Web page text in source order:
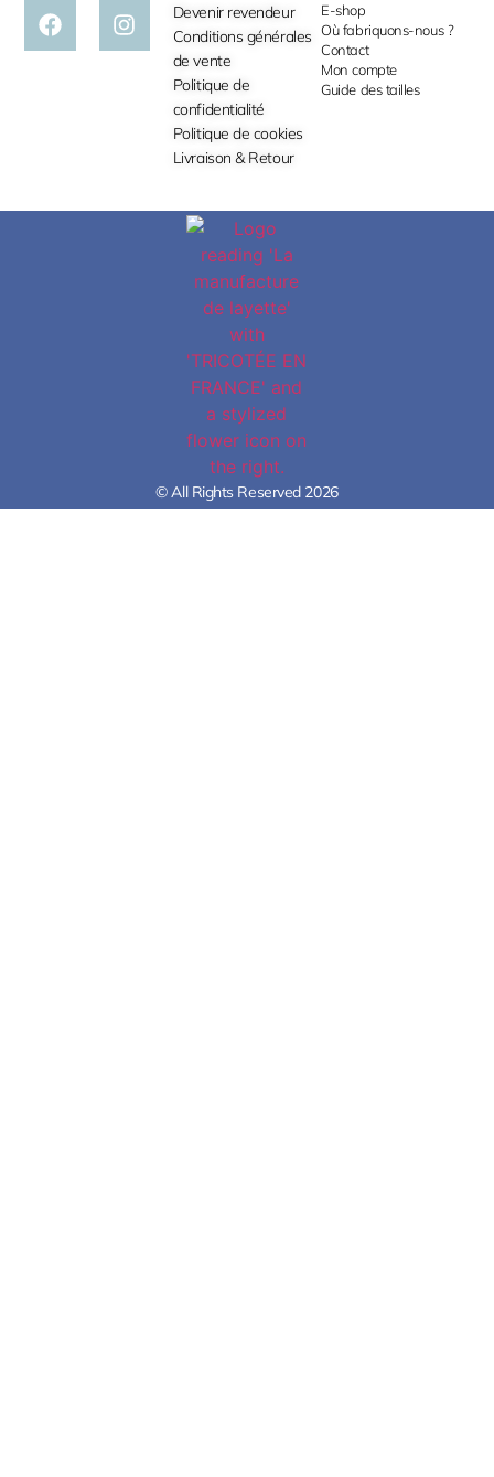
Devenir revendeur
Conditions générales
de vente
Politique de
confidentialité
Politique de cookies
Livraison & Retour
E-shop
Où fabriquons-nous ?
Contact
Mon compte
Guide des tailles
© All Rights Reserved 2026